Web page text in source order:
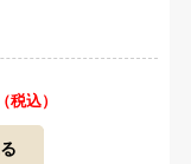
税込）